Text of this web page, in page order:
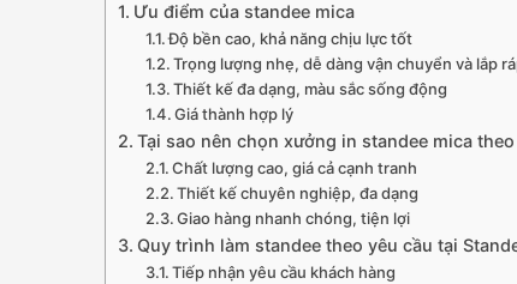
Ưu điểm của standee mica
Độ bền cao, khả năng chịu lực tốt
Trọng lượng nhẹ, dễ dàng vận chuyển và lắp
Thiết kế đa dạng, màu sắc sống động
Giá thành hợp lý
Tại sao nên chọn xưởng in standee mica
Chất lượng cao, giá cả cạnh tranh
Thiết kế chuyên nghiệp, đa dạng
Giao hàng nhanh chóng, tiện lợi
Quy trình làm standee theo yêu cầu tại
Tiếp nhận yêu cầu khách hàng